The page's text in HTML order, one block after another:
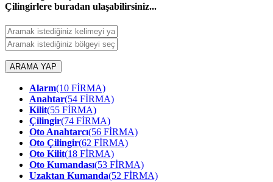
Çilingirlere buradan ulaşabilirsiniz...
ARAMA YAP
Alarm(10 FİRMA)
Anahtar(54 FİRMA)
Kilit(55 FİRMA)
Çilingir(74 FİRMA)
Oto Anahtarcı(56 FİRMA)
Oto Çilingir(62 FİRMA)
Oto Kilit(18 FİRMA)
Oto Kumandası(53 FİRMA)
Uzaktan Kumanda(52 FİRMA)